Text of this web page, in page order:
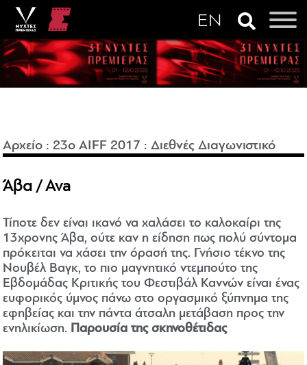
Αρχείο :23o AIFF 2017 :Διεθνές Διαγωνιστικό
Άβα / Ava
Τίποτε δεν είναι ικανό να χαλάσει το καλοκαίρι της
13χρονης Άβα, ούτε καν η είδηση πως πολύ σύντομα
πρόκειται να χάσει την όρασή της. Γνήσιο τέκνο της
Νουβέλ Βαγκ, το πιο μαγνητικό ντεμπούτο της
Εβδομάδας Κριτικής του Φεστιβάλ Καννών είναι ένας
ευφορικός ύμνος πάνω στο οργασμικό ξύπνημα της
εφηβείας και την πάντα άτσαλη μετάβαση προς την
ενηλικίωση. Παρουσία της σκηνοθέτιδας